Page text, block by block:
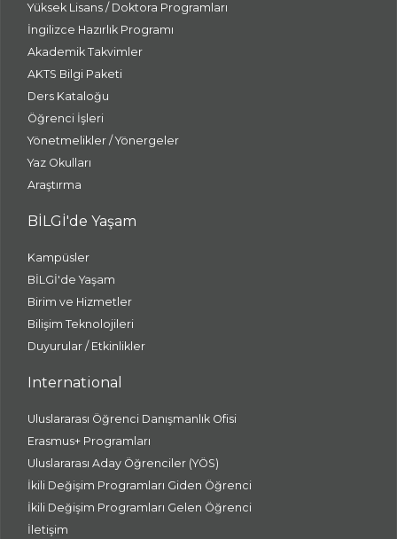
Yüksek Lisans / Doktora Programları
İngilizce Hazırlık Programı
Akademik Takvimler
AKTS Bilgi Paketi
Ders Kataloğu
Öğrenci İşleri
Yönetmelikler / Yönergeler
Yaz Okulları
Araştırma
BİLGİ'de Yaşam
Kampüsler
BİLGİ'de Yaşam
Birim ve Hizmetler
Bilişim Teknolojileri
Duyurular / Etkinlikler
International
Uluslararası Öğrenci Danışmanlık Ofisi
Erasmus+ Programları
Uluslararası Aday Öğrenciler (YÖS)
İkili Değişim Programları Giden Öğrenci
İkili Değişim Programları Gelen Öğrenci
İletişim